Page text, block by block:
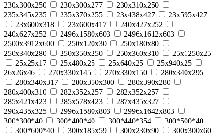
230x300x250
230x300x277
230x310x250
235х345х235
235х370х255 23x438x427
23x595x427
23x600x318
23x600x417
240x427x252
240x627x252
2496x1580x603
2496x1612x603
2500x3912x600
250x120x30
250x180x80
250x340x280
250x350x250 250x360x310
25x1250x25
25x25x17
25x480x25 25x640x25
25x940x25
26x26x46
270x330x145 270x330x150
280x340x295
280x340x317
280x350x300
280x390x280
280x400x310
282х352х257
282х352х257
285x421x423
285x578x423
287х435х327
290х435х325
2996x1580x803
2996x1642x803
300*300*40
300*400*40 300*440*354
300*500*40
300*600*40
300x185x59 300x230x90
300x300x60